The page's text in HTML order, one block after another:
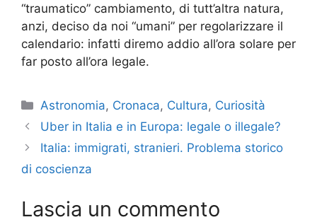
“traumatico” cambiamento, di tutt’altra natura,
anzi, deciso da noi “umani” per regolarizzare il
calendario: infatti diremo addio all’ora solare per
far posto all’ora legale.
Categorie
Astronomia, Cronaca, Cultura, Curiosità
Uber in Italia e in Europa: legale o illegale?
Italia: immigrati, stranieri. Problema storico
di coscienza
Lascia un commento